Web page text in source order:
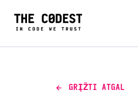
GRĮŽTI ATGAL